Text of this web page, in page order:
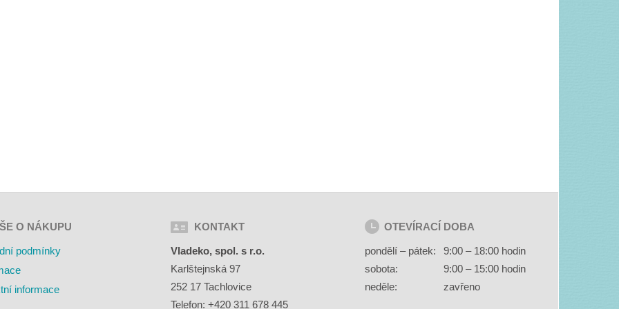
O NÁKUPU
podmínky
informace
KONTAKT
Vladeko, spol. s r.o.
Karlštejnská 97
252 17 Tachlovice
Telefon: +420 311 678 445
OTEVÍRACÍ DOBA
pondělí – pátek:
9:00 – 18:00 hodin
sobota:
9:00 – 15:00 hodin
neděle:
zavřeno